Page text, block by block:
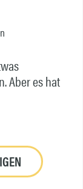
Aber es hat